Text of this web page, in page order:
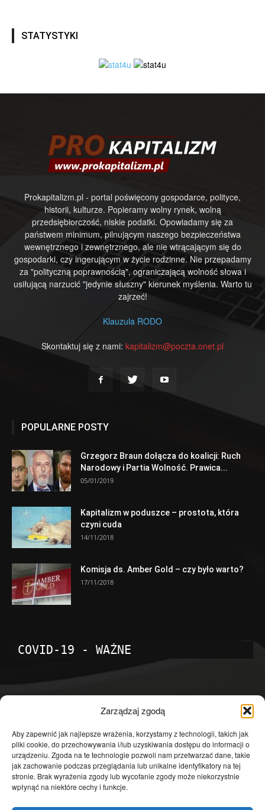
Zarządzaj zgodą
Aby zapewnić jak najlepsze wrażenia, korzystamy z technologii, takich jak
pliki cookie, do przechowywania i/lub uzyskiwania dostępu do informacji o
urządzeniu. Zgoda na te technologie pozwoli nam przetwarzać dane, takie
jak zachowanie podczas przeglądania lub unikalne identyfikatory na tej
stronie. Brak wyrażenia zgody lub wycofanie zgody może niekorzystnie
wpłynąć na niektóre cechy i funkcje.
STATYSTYKI
Prokapitalizm.pl - portal poświęcony gospodarce, polityce,
historii, kulturze. Popieramy wolny rynek, wolną
przedsiębiorczość, niskie podatki. Opowiadamy się za
państwem minimum, pilnującym naszego bezpieczeństwa
wewnętrznego i zewnętrznego, ale nie wtrącającym się do
gospodarki, czy ingerującym w życie rodzinne. Nie przepadamy
za "polityczną poprawnością", ograniczającą wolność słowa i
usiłującą narzucić "jedynie słuszny" kierunek myślenia. Warto tu
zajrzeć!
Klauzula RODO
Skontaktuj się z nami: kapitalizm@poczta.onet.pl
POPULARNE POSTY
Grzegorz Braun dołącza do koalicji: Ruch
Narodowy i Partia Wolność. Prawica...
05/01/2019
Kapitalizm w poduszce – prostota, która
czyni cuda
14/11/2018
Komisja ds. Amber Gold – czy było warto?
17/11/2018
COVID-19 - WAŻNE
Temat dnia
4601
Publicystyka
4363
Polityka
3639
Polska
Społeczeństwo
2823